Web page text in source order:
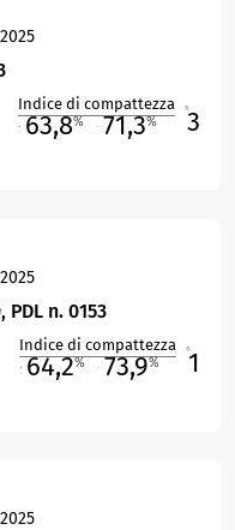
Indice di compattezza
63,8% 71,3% 3
n. 0153
Indice di compattezza
64,2% 73,9% 1